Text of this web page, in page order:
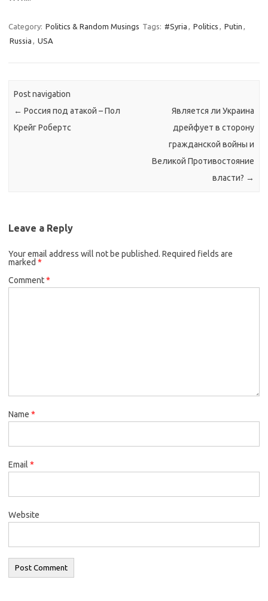
Category: Politics & Random Musings Tags: #Syria , Politics , Putin ,
Russia , USA
Post navigation
← Россия под атакой – Пол
Крейг Робертс
Является ли Украина
дрейфует в сторону
гражданской войны и
Великой Противостояние
власти? →
Leave a Reply
Your email address will not be published. Required fields are
marked *
Comment*
Name *
Email *
Website